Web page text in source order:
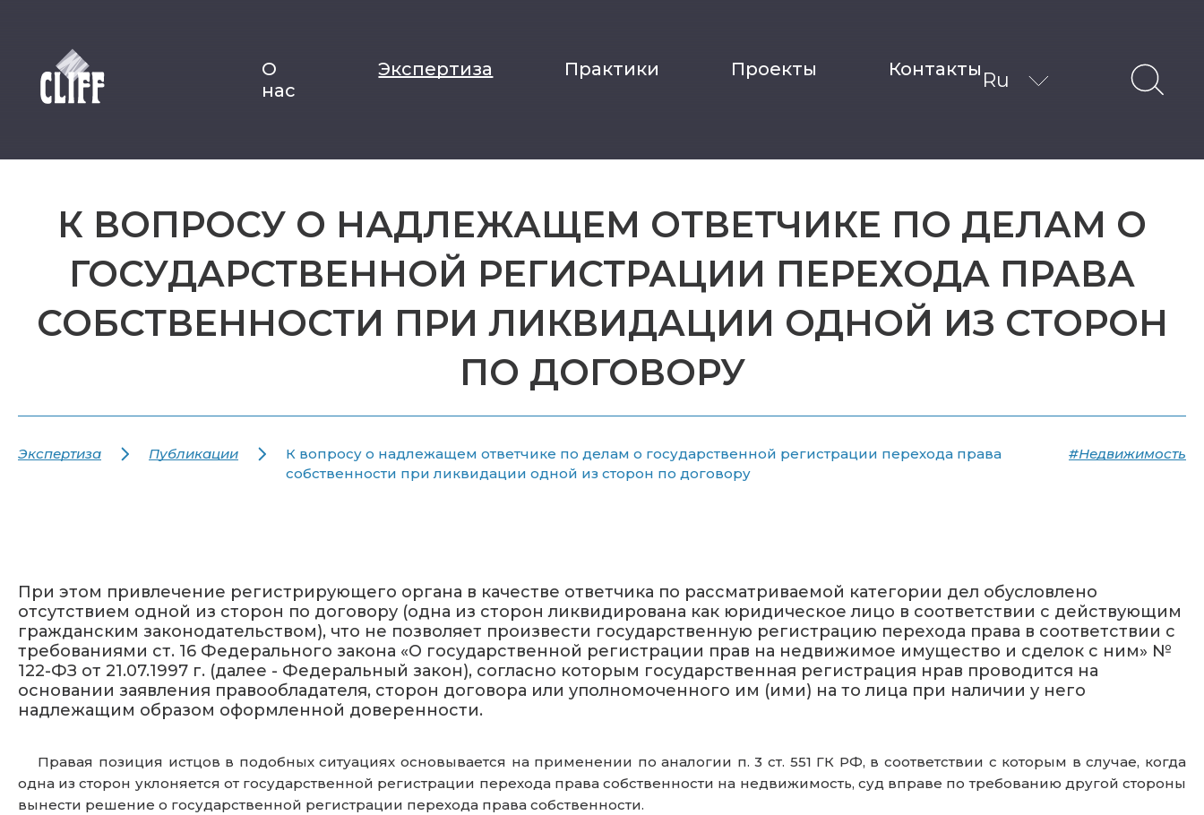
О
нас
Экспертиза Практики Проекты Контакты Ru
К ВОПРОСУ О НАДЛЕЖАЩЕМ ОТВЕТЧИКЕ ПО ДЕЛАМ О
ГОСУДАРСТВЕННОЙ РЕГИСТРАЦИИ ПЕРЕХОДА ПРАВА
СОБСТВЕННОСТИ ПРИ ЛИКВИДАЦИИ ОДНОЙ ИЗ СТОРОН
ПО ДОГОВОРУ
Экспертиза Публикации
К вопросу о надлежащем ответчике по делам о государственной регистрации перехода права
собственности при ликвидации одной из сторон по договору
#Недвижимость
При этом привлечение регистрирующего органа в качестве ответчика по рассматриваемой категории дел обусловлено
отсутствием одной из сторон по договору (одна из сторон ликвидирована как юридическое лицо в соответствии с действующим
гражданским законодательством), что не позволяет произвести государственную регистрацию перехода права в соответствии с
требованиями ст. 16 Федерального закона «О государственной регистрации прав на недвижимое имущество и сделок с ним» №
122-ФЗ от 21.07.1997 г. (далее - Федеральный закон), согласно которым государственная регистрация нрав проводится на
основании заявления правообладателя, сторон договора или уполномоченного им (ими) на то лица при наличии у него
надлежащим образом оформленной доверенности.
Правая позиция истцов в подобных ситуациях основывается на применении по аналогии п. 3 ст. 551 ГК РФ, в соответствии с которым в случае, когда
одна из сторон уклоняется от государственной регистрации перехода права собственности на недвижимость, суд вправе по требованию другой стороны
вынести решение о государственной регистрации перехода права собственности.